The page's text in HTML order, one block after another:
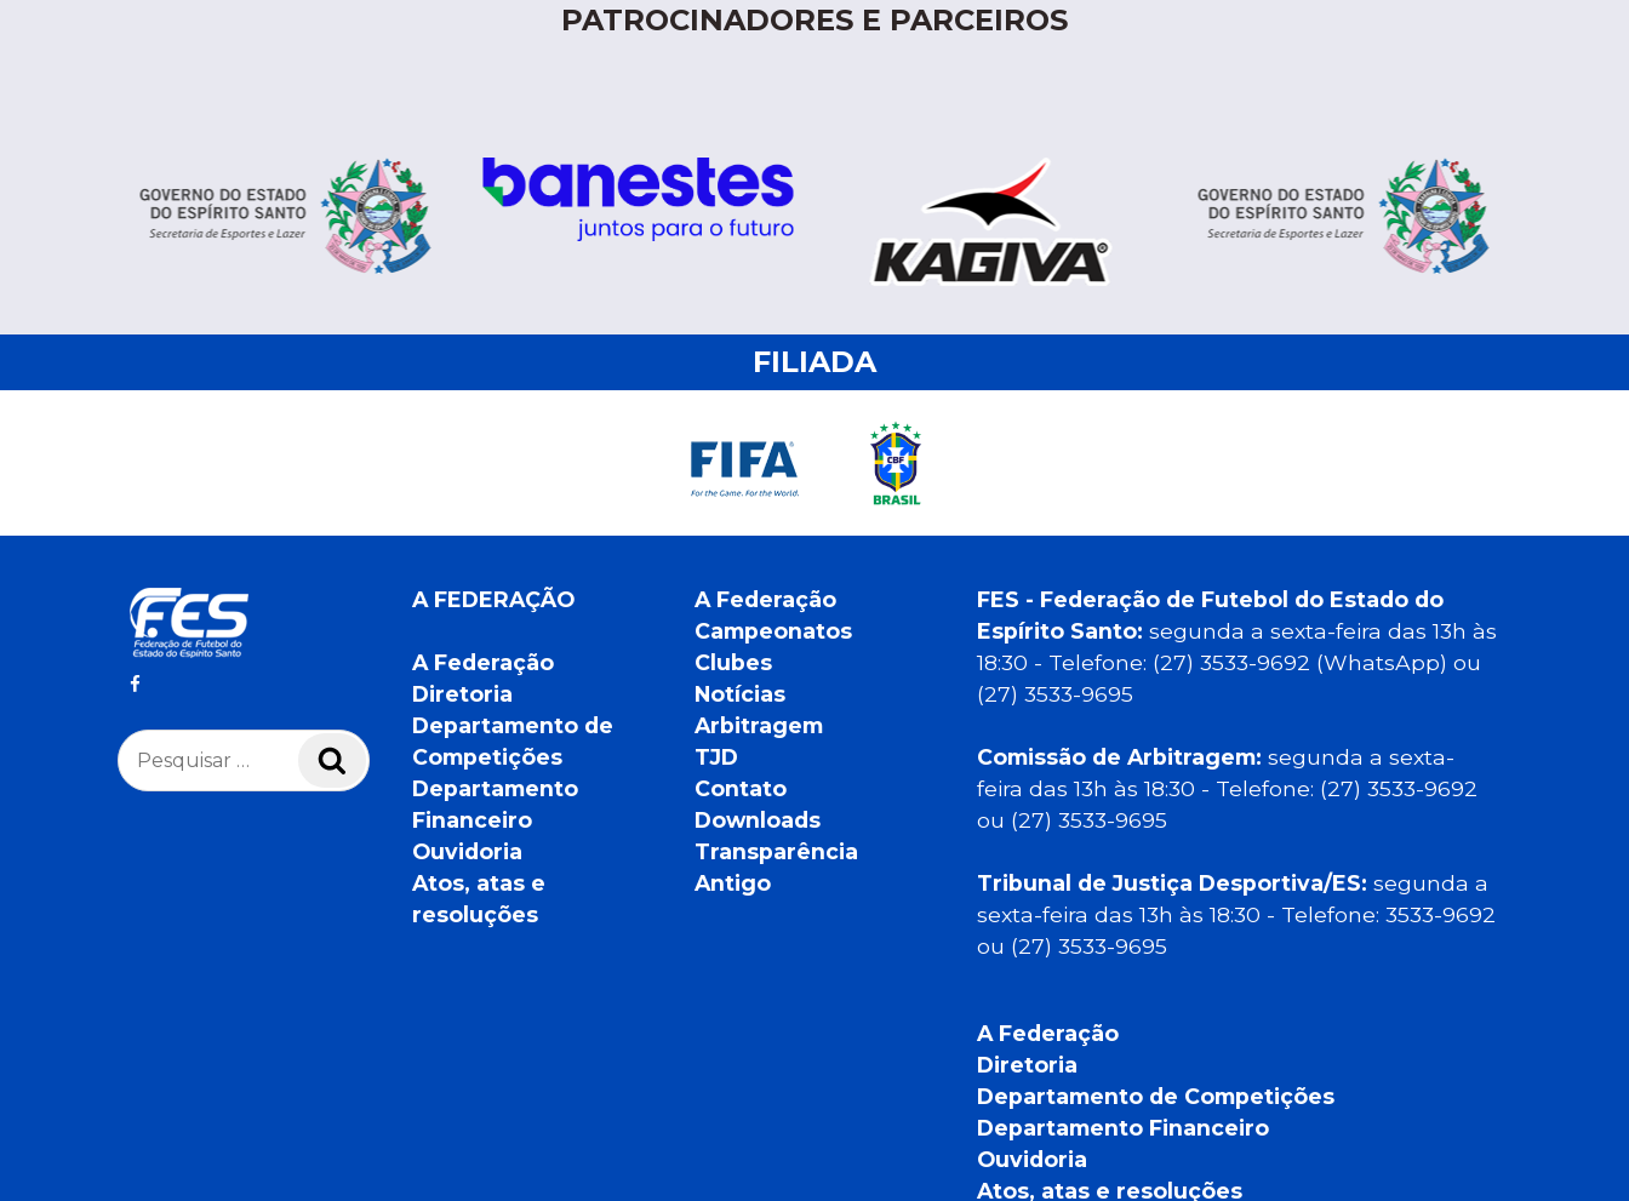
PATROCINADORES E PARCEIROS
FILIADA
Pesquisar
por:
Pesquisar
A FEDERAÇÃO
A Federação
Diretoria
Departamento de
Competições
Departamento
Financeiro
Ouvidoria
Atos, atas e
resoluções
A Federação
Campeonatos
Clubes
Notícias
Arbitragem
TJD
Contato
Downloads
Transparência
Antigo
FES - Federação de Futebol do Estado do
Espírito Santo: segunda a sexta-feira das 13h às
18:30 - Telefone: (27) 3533-9692 (WhatsApp) ou
(27) 3533-9695
Comissão de Arbitragem: segunda a sexta-
feira das 13h às 18:30 - Telefone: (27) 3533-9692
ou (27) 3533-9695
Tribunal de Justiça Desportiva/ES: segunda a
sexta-feira das 13h às 18:30 - Telefone: 3533-9692
ou (27) 3533-9695
A Federação
Diretoria
Departamento de Competições
Departamento Financeiro
Ouvidoria
Atos, atas e resoluções